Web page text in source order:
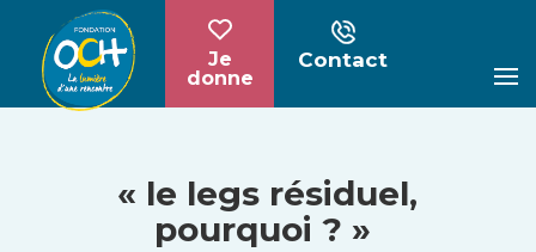
Je
donne
Contact
« le legs résiduel,
pourquoi ? »